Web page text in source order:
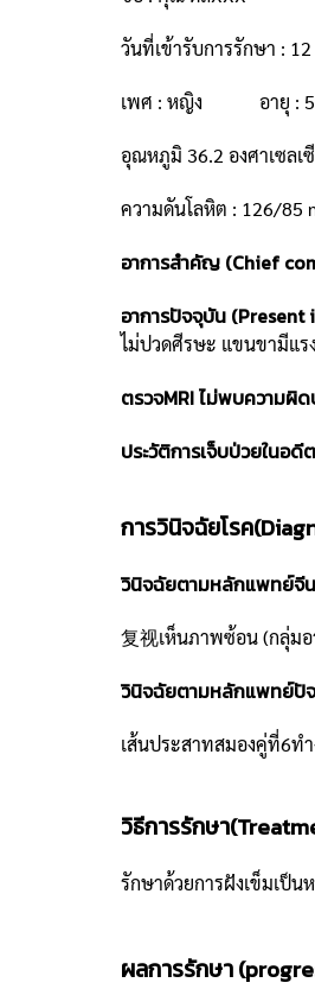
วันที่เข้ารับการรักษา :
เพศ : หญิง อายุ :
อุณหภูมิ 36.2 องศาเ
ความดันโลหิต : 126/
อาการสำคัญ (Chief
อาการปัจจุบัน (Present
ไม่ปวดศีรษะ แขนขามีแร
ตรวจMRI ไม่พบความผิ
ประวัติการเจ็บป่วยในอ
การวินิจฉัยโรค
วินิจฉัยตามหลักแพทย์จีน
复视เห็นภาพซ้อน (กลุ่ม
วินิจฉัยตามหลักแพทย์ปั
เส้นประสาทสมองคู่ที่6ท
วิธีการรักษา
รักษาด้วยการฝังเข็มเป็
ผลการรักษา